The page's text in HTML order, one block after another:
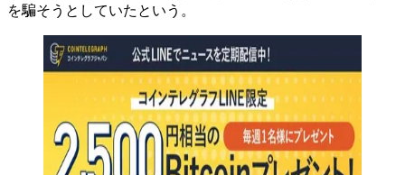
を騙そうとしていたという。